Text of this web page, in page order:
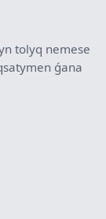
tolyq nemese
ǵana